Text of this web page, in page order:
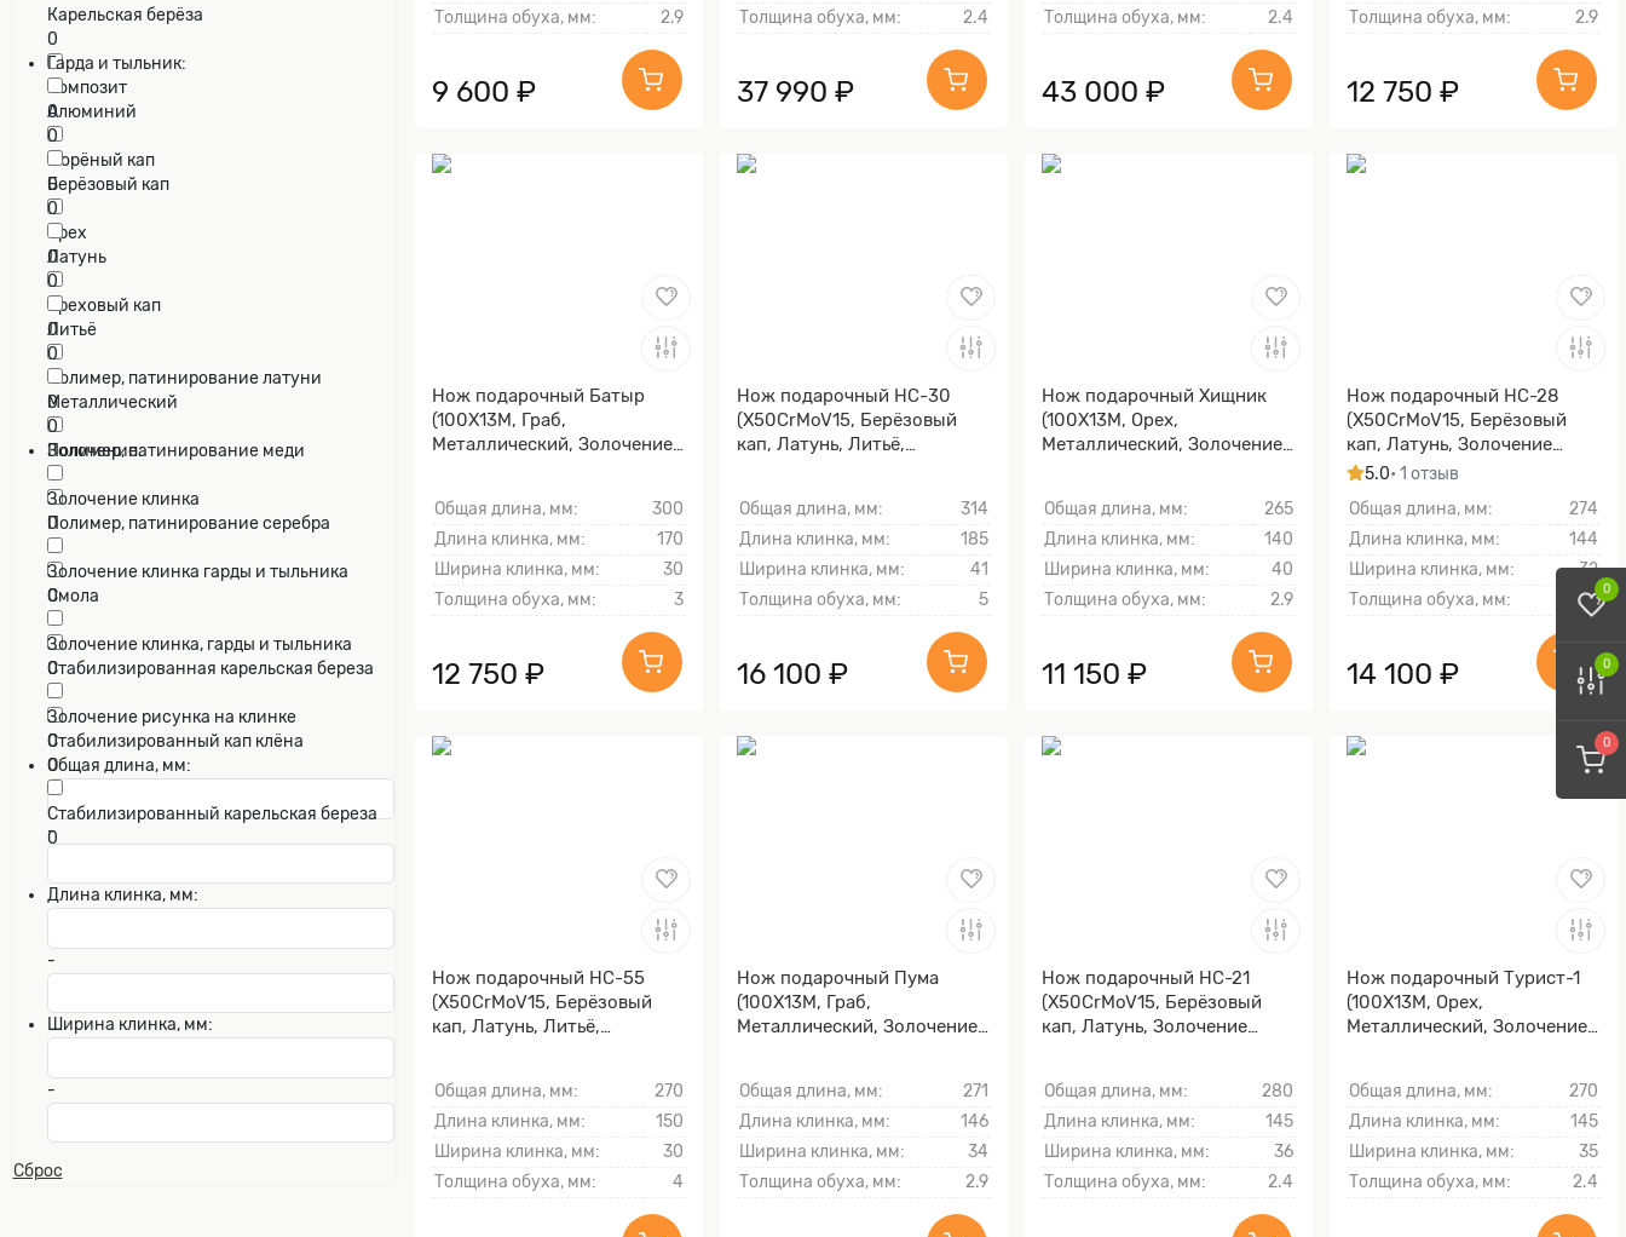
0
0
0
Карельская берёза
0
Композит
0
Морёный кап
0
Орех
0
Ореховый кап
0
Полимер, патинирование латуни
0
Полимер, патинирование меди
0
Полимер, патинирование серебра
0
Смола
0
Стабилизированная карельская береза
0
Стабилизированный кап клёна
0
Стабилизированный карельская береза
0
Гарда и тыльник:
Алюминий
0
Берёзовый кап
0
Латунь
0
Литьё
0
Металлический
0
Золочение:
Золочение клинка
0
Золочение клинка гарды и тыльника
0
Золочение клинка, гарды и тыльника
0
Золочение рисунка на клинке
0
Общая длина, мм:
-
Длина клинка, мм:
-
Ширина клинка, мм:
-
Сброс
Толщина обуха, мм:
2.9
9 600 ₽
Толщина обуха, мм:
2.4
37 990 ₽
Толщина обуха, мм:
2.4
43 000 ₽
Толщина обуха, мм:
2.9
12 750 ₽
Нож подарочный Батыр
(100Х13М, Граб,
Металлический, Золочение
Общая длина, мм:
300
Длина клинка, мм:
170
Ширина клинка, мм:
30
Толщина обуха, мм:
3
12 750 ₽
Нож подарочный НС-30
(X50CrMoV15, Берёзовый
кап, Латунь, Литьё,
Общая длина, мм:
314
Длина клинка, мм:
185
Ширина клинка, мм:
41
Толщина обуха, мм:
5
16 100 ₽
Нож подарочный Хищник
(100Х13М, Орех,
Металлический, Золочение
Общая длина, мм:
265
Длина клинка, мм:
140
Ширина клинка, мм:
40
Толщина обуха, мм:
2.9
11 150 ₽
Нож подарочный НС-28
(X50CrMoV15, Берёзовый
кап, Латунь, Золочение
клинка гарды и тыльника)
5.0• 1 отзыв
Общая длина, мм:
274
Длина клинка, мм:
144
Ширина клинка, мм:
32
Толщина обуха, мм:
2.2
14 100 ₽
Нож подарочный НС-55
(X50CrMoV15, Берёзовый
кап, Латунь, Литьё,
Общая длина, мм:
270
Длина клинка, мм:
150
Ширина клинка, мм:
30
Толщина обуха, мм:
4
Нож подарочный Пума
(100Х13М, Граб,
Металлический, Золочение
Общая длина, мм:
271
Длина клинка, мм:
146
Ширина клинка, мм:
34
Толщина обуха, мм:
2.9
Нож подарочный НС-21
(X50CrMoV15, Берёзовый
кап, Латунь, Золочение
Общая длина, мм:
280
Длина клинка, мм:
145
Ширина клинка, мм:
36
Толщина обуха, мм:
2.4
Нож подарочный Турист-1
(100Х13М, Орех,
Металлический, Золочение
Общая длина, мм:
270
Длина клинка, мм:
145
Ширина клинка, мм:
35
Толщина обуха, мм:
2.4